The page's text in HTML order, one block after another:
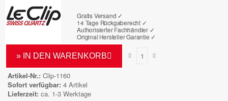
Gratis Versand ✓
14 Tage Rückgaberecht ✓
Authorisierter Fachhändler ✓
Original Hersteller Garantie ✓
» IN DEN WARENKORB
Artikel-Nr. Clip-1160
Sofort verfügbar 4 Artikel
Lieferzeit ca. 1-3 Werktage